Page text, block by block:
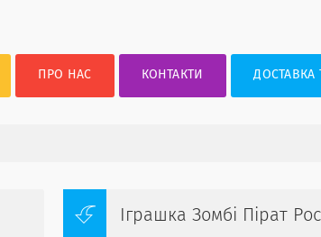
ПРО НАС КОНТАКТИ ДОСТАВКА
Іграшка Зомбі Пірат